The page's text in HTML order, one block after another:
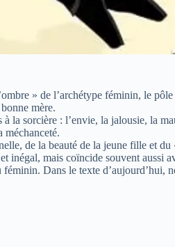
» de l’archétype féminin, le
mère.
la sorcière : l’envie, la jalousie, la
méchanceté.
de la beauté de la jeune fille et
inégal, mais coïncide souvent aussi
Dans le texte d’aujourd’hui,